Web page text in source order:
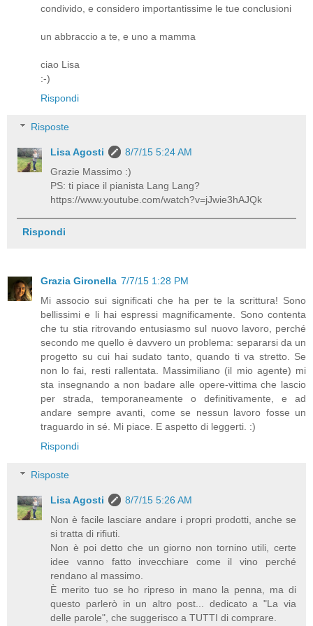
condivido, e considero importantissime le tue conclusioni
un abbraccio a te, e uno a mamma
ciao Lisa
:-)
Rispondi
Risposte
Lisa Agosti
8/7/15 5:24 AM
Grazie Massimo :)
PS: ti piace il pianista Lang Lang?
https://www.youtube.com/watch?v=jJwie3hAJQk
Rispondi
Grazia Gironella 7/7/15 1:28 PM
Mi associo sui significati che ha per te la scrittura! Sono
bellissimi e li hai espressi magnificamente. Sono contenta
che tu stia ritrovando entusiasmo sul nuovo lavoro, perché
secondo me quello è davvero un problema: separarsi da un
progetto su cui hai sudato tanto, quando ti va stretto. Se
non lo fai, resti rallentata. Massimiliano (il mio agente) mi
sta insegnando a non badare alle opere-vittima che lascio
per strada, temporaneamente o definitivamente, e ad
andare sempre avanti, come se nessun lavoro fosse un
traguardo in sé. Mi piace. E aspetto di leggerti. :)
Rispondi
Risposte
Lisa Agosti
8/7/15 5:26 AM
Non è facile lasciare andare i propri prodotti, anche se
si tratta di rifiuti.
Non è poi detto che un giorno non tornino utili, certe
idee vanno fatto invecchiare come il vino perché
rendano al massimo.
È merito tuo se ho ripreso in mano la penna, ma di
questo parlerò in un altro post... dedicato a "La via
delle parole", che suggerisco a TUTTI di comprare.